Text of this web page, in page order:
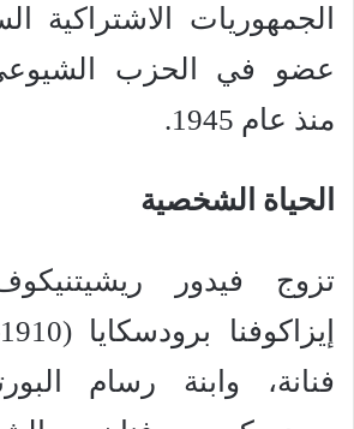
الجمهوريات الاشتراكية
عضو في الحزب
منذ عام 1945.
الحياة الشخصية
تزوج فيدور
فنانة، وابنة رسام